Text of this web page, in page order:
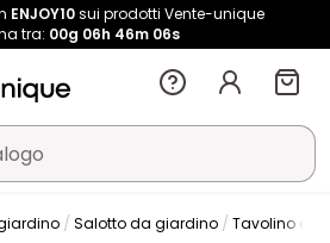
ENJOY10sui prodotti Vente-unique
tra: 00g 06h 46m 06s
Salotto da giardino Tavolino da